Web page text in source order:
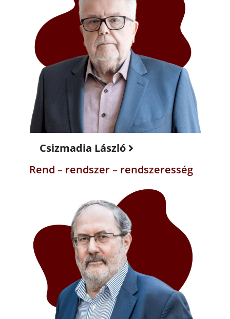
Csizmadia László
Rend – rendszer – rendszeresség